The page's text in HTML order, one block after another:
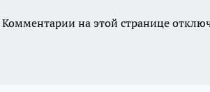
Комментарии на этой странице